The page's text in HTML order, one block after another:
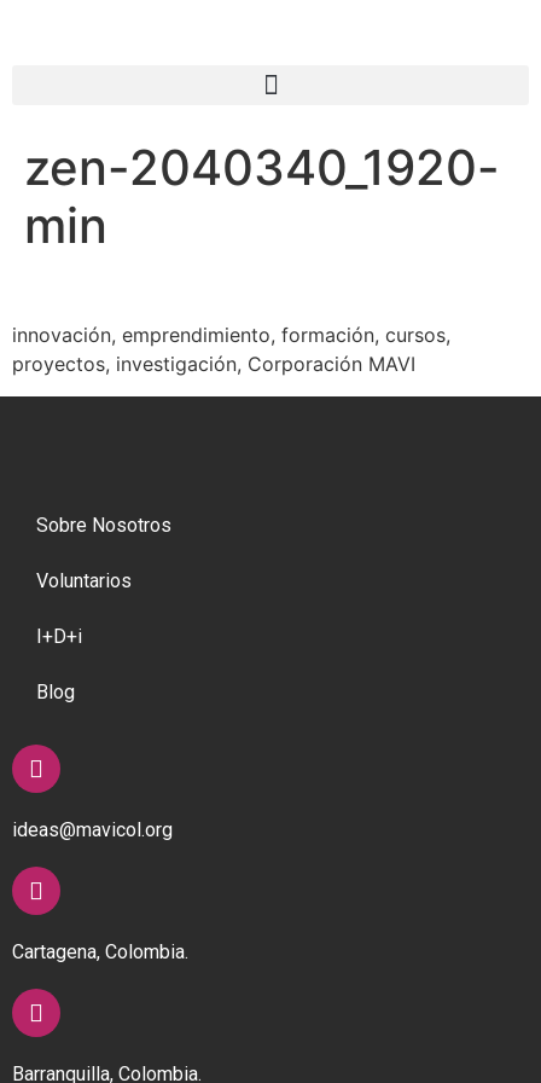
zen-2040340_1920-
min
innovación, emprendimiento, formación, cursos,
proyectos, investigación, Corporación MAVI
Sobre Nosotros
Voluntarios
I+D+i
Blog
ideas@mavicol.org
Cartagena, Colombia.
Barranquilla, Colombia.